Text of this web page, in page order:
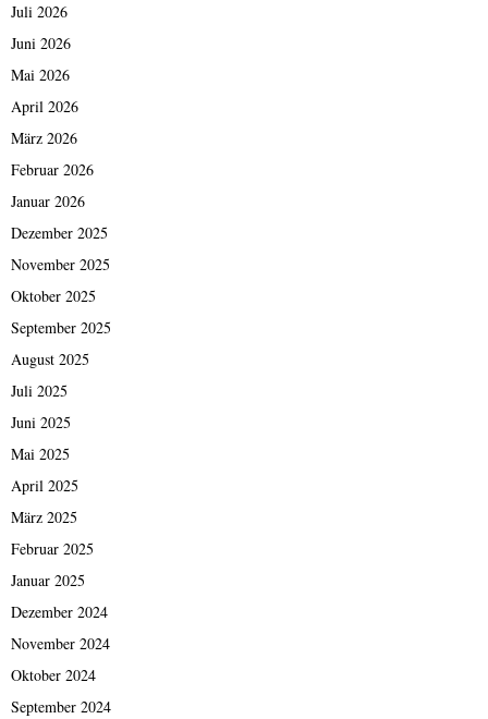
Juli 2026
Juni 2026
Mai 2026
April 2026
März 2026
Februar 2026
Januar 2026
Dezember 2025
November 2025
Oktober 2025
September 2025
August 2025
Juli 2025
Juni 2025
Mai 2025
April 2025
März 2025
Februar 2025
Januar 2025
Dezember 2024
November 2024
Oktober 2024
September 2024